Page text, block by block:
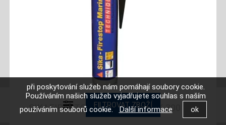
SIKAFIRESTOP MARINE BLACK 300 ML
při poskytování služeb nám pomáhají soubory cookie.
Používáním našich služeb vyjadřujete souhlas s naším
používáním souborů cookie.Další informace